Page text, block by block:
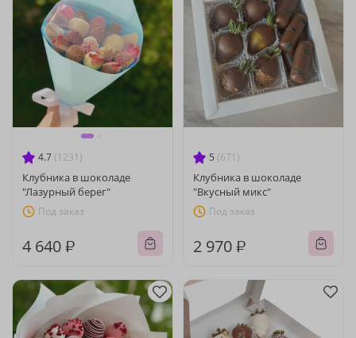
4.7 (1231)
Клубника в шоколаде
"Лазурный берег"
Под заказ
4 640 ₽
5 (671)
Клубника в шоколаде
"Вкусный микс"
Под заказ
2 970 ₽